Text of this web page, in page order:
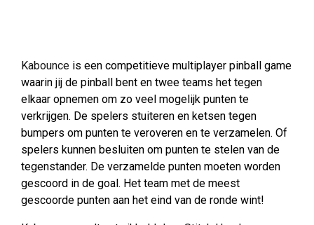
Kabounce is een competitieve multiplayer pinball game
waarin jij de pinball bent en twee teams het tegen
elkaar opnemen om zo veel mogelijk punten te
verkrijgen. De spelers stuiteren en ketsen tegen
bumpers om punten te veroveren en te verzamelen. Of
spelers kunnen besluiten om punten te stelen van de
tegenstander. De verzamelde punten moeten worden
gescoord in de goal. Het team met de meest
gescoorde punten aan het eind van de ronde wint!